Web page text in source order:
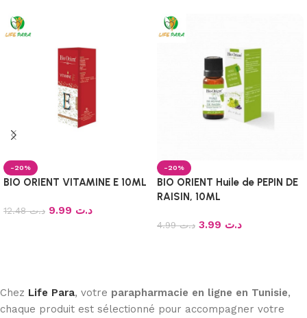
-20%
BIO ORIENT VITAMINE E 10ML
د.ت12.48 د.ت
-20%
BIO ORIENT Huile de PEPIN DE
RAISIN, 10ML
د.ت4.99 د.ت
Chez Life Para, votre parapharmacie en ligne en Tunisie,
chaque produit est sélectionné pour accompagner votre